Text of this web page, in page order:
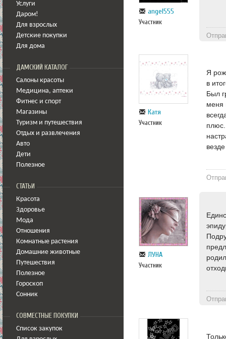
Услуги
Даром!
Для взрослых
Детские покупки
Для дома
ДАМСКИЙ КАТАЛОГ
Салоны красоты
Медицина, аптеки
Фитнес и спорт
Магазины
Туризм и путешествия
Отдых и развлечения
Авто
Дети
Полезное
СТАТЬИ
Красота
Здоровье
Мода
Отношения
Комнатные растения
Домашние животные
Путешествия
Полезное
Гороскоп
Сонник
СОВМЕСТНЫЕ ПОКУПКИ
Список закупок
angel555
Участник
Катя
Участник
Я
в
Был
меня
ЛУНА
Участник